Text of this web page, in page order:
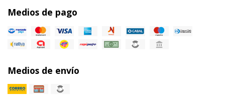
Medios de pago
Medios de envío